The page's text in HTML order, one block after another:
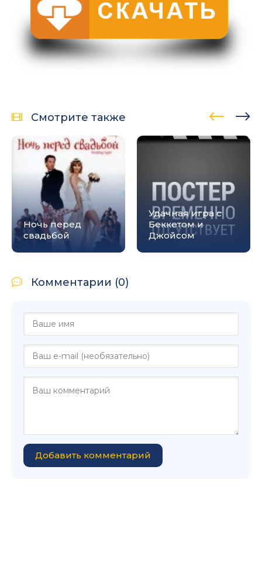
Смотрите также
Ночь перед
свадьбой
Удачная игра с
Беккетом и
Джойсом
Комментарии (0)
Добавить комментарий